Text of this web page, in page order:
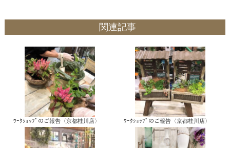
関連記事
ﾜｰｸｼｮｯﾌﾟのご報告〈京都桂川店〉 ﾜｰｸｼｮｯﾌﾟのご報告〈京都桂川店〉